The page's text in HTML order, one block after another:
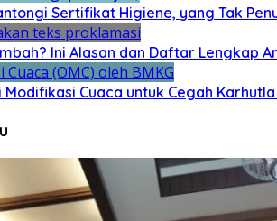
Sertifikat Higiene, yang Tak
Ini Alasan dan Daftar Lengkap
Modifikasi Cuaca untuk Cegah